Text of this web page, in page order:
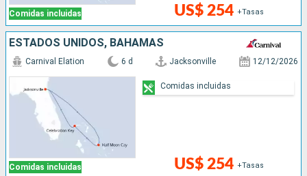
Comidas incluidas US$ 254 +Tasas
ESTADOS UNIDOS, BAHAMAS
Comidas incluidas
Carnival Elation 6 d Jacksonville 12/12/2026
US$ 254 +Tasas
Comidas incluidas